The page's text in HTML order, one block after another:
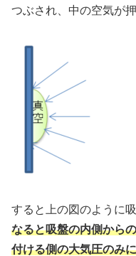
つぶされ、中の空気が
すると上の図のように
なると吸盤の内側から
付ける側の大気圧のみに